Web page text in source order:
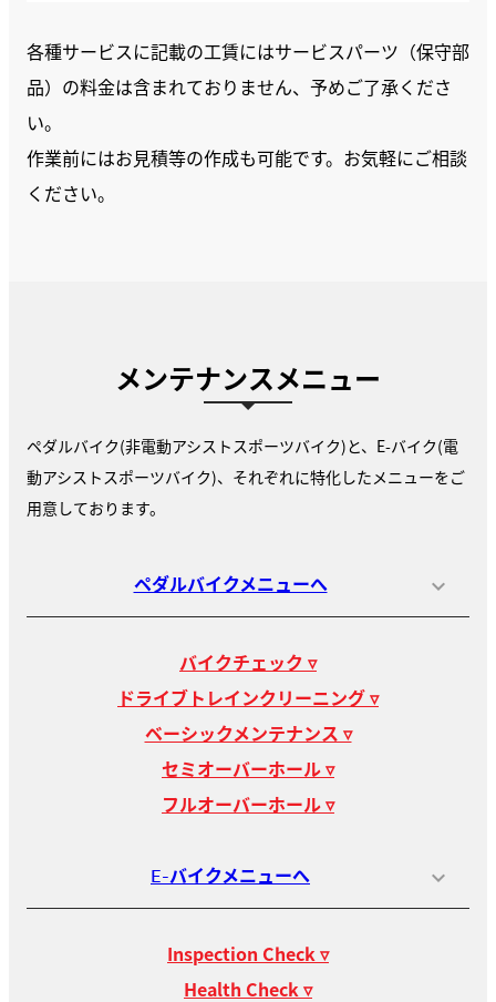
各種サービスに記載の工賃にはサービスパーツ（保守部
品）の料金は含まれておりません、予めご了承くださ
い。
作業前にはお見積等の作成も可能です。お気軽にご相談
ください。
メンテナンスメニュー
ペダルバイク(非電動アシストスポーツバイク)と、E-バイク(電
動アシストスポーツバイク)、それぞれに特化したメニューをご
用意しております。
ペダルバイクメニューへ
バイクチェック ▿
ドライブトレインクリーニング ▿
ベーシックメンテナンス ▿
セミオーバーホール ▿
フルオーバーホール ▿
E-バイクメニューへ
Inspection Check ▿
Health Check ▿